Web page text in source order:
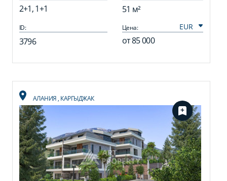
2+1, 1+1 51 м²
ID:
3796
Цена:
от85 000
АЛАНИЯ, КАРГЫДЖАК